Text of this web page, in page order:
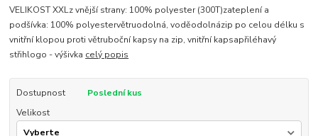
VELIKOST XXLz vnější strany: 100% polyester (300T)zateplení a
podšívka: 100% polyestervětruodolná, voděodolnázip po celou délku s
vnitřní klopou proti větruboční kapsy na zip, vnitřní kapsapřiléhavý
střihlogo - výšivka celý popis
Dostupnost
Poslední kus
Velikost